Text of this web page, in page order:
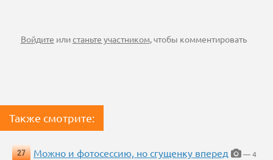
Войдите илистаньте участником, чтобы комментировать
Также смотрите:
27 Можно и фотосессию, но сгущенку вперед
— 4